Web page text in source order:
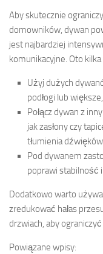
Aby skutecznie
domowników, dywan
jest najbardziej
komunikacyjne. Oto
Użyj dużych
podłogi lub
Połącz dywan z
jak zasłony czy
tłumienia
Pod dywanem
poprawi stabilność
Dodatkowo warto
zredukować hałas
drzwiach, aby
Powiązane wpisy: